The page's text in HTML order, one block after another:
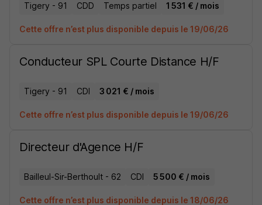
Tigery - 91 CDD Temps partiel 1 531 € / mois
Cette offre n’est plus disponible depuis le 19/06/26
Conducteur SPL Courte Distance H/F
Tigery - 91 CDI 3 021 € / mois
Cette offre n’est plus disponible depuis le 19/06/26
Directeur d'Agence H/F
Bailleul-Sir-Berthoult - 62 CDI 5 500 € / mois
Cette offre n’est plus disponible depuis le 18/06/26